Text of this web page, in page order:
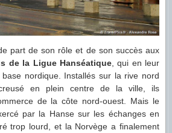
part de son rôle et de son succès aux
de la Ligue Hanséatique, qui en leur
nordique. Installés sur la rive nord
en plein centre de la ville, ils
de la côte nord-ouest. Mais le
par la Hanse sur les échanges en
trop lourd, et la Norvège a finalement